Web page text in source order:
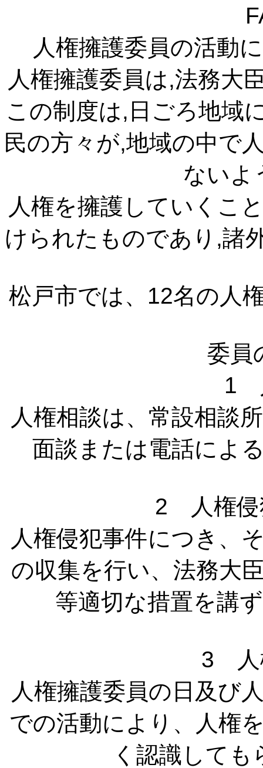
人権擁護委員の活動
人権擁護委員は,法務大
この制度は,日ごろ地域
民の方々が,地域の中で
ないよ
人権を擁護していくこ
けられたものであり,諸
松戸市では、12名の人
委員
1
人権相談は、常設相談
面談または電話によ
2 人権侵
人権侵犯事件につき、
の収集を行い、法務大
等適切な措置を講
3 人
人権擁護委員の日及び
での活動により、人権
く認識して